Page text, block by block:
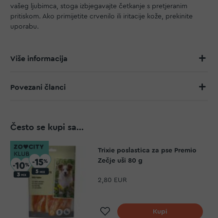
vašeg ljubimca, stoga izbjegavajte četkanje s pretjeranim
pritiskom. Ako primijetite crvenilo ili iritacije kože, prekinite
uporabu.
Više informacija
Povezani članci
Često se kupi sa...
Trixie poslastica za pse Premio
Zečje uši 80 g
2,80 EUR
Dodaj na listu želja
Kupi